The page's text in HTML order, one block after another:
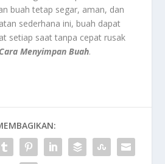
buah tetap segar, aman, dan
sederhana ini, buah dapat
setiap saat tanpa cepat rusak
Cara Menyimpan Buah.